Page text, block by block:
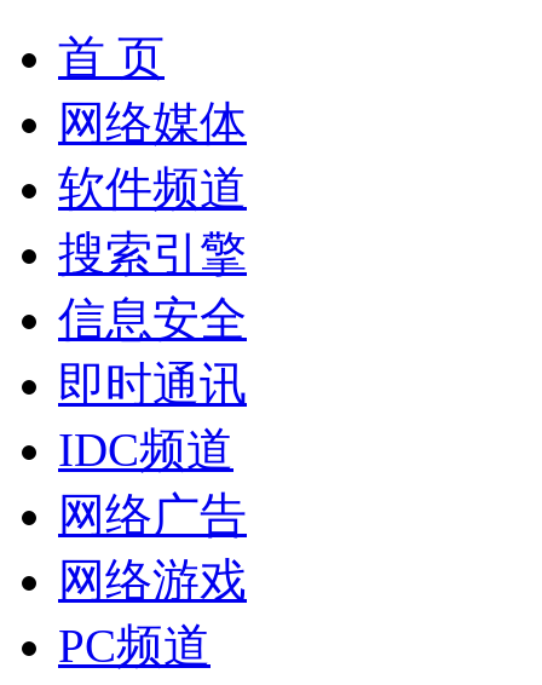
首 页
网络媒体
软件频道
搜索引擎
信息安全
即时通讯
IDC频道
网络广告
网络游戏
PC频道